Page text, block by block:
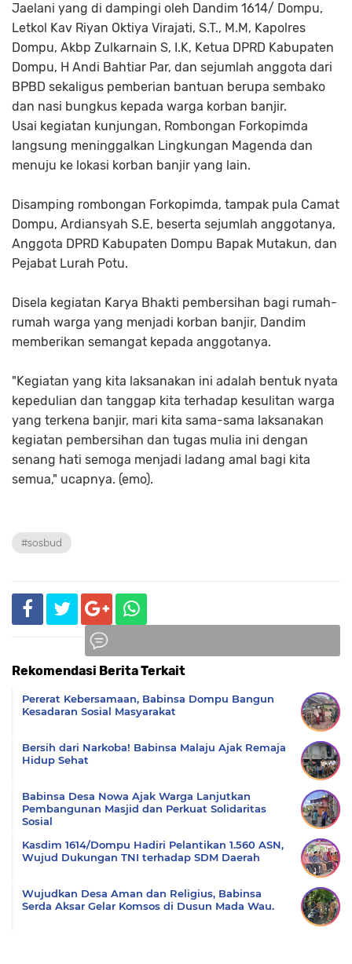
Jaelani yang di dampingi oleh Dandim 1614/ Dompu,
Letkol Kav Riyan Oktiya Virajati, S.T., M.M, Kapolres
Dompu, Akbp Zulkarnain S, I.K, Ketua DPRD Kabupaten
Dompu, H Andi Bahtiar Par, dan sejumlah anggota dari
BPBD sekaligus pemberian bantuan berupa sembako
dan nasi bungkus kepada warga korban banjir.
Usai kegiatan kunjungan, Rombongan Forkopimda
langsung meninggalkan Lingkungan Magenda dan
menuju ke lokasi korban banjir yang lain.
Disamping rombongan Forkopimda, tampak pula Camat
Dompu, Ardiansyah S.E, beserta sejumlah anggotanya,
Anggota DPRD Kabupaten Dompu Bapak Mutakun, dan
Pejabat Lurah Potu.
Disela kegiatan Karya Bhakti pembersihan bagi rumah-
rumah warga yang menjadi korban banjir, Dandim
memberikan semangat kepada anggotanya.
"Kegiatan yang kita laksanakan ini adalah bentuk nyata
kepedulian dan tanggap kita terhadap kesulitan warga
yang terkena banjir, mari kita sama-sama laksanakan
kegiatan pembersihan dan tugas mulia ini dengan
senang hati semoga menjadi ladang amal bagi kita
semua," ucapnya. (emo).
#sosbud
Rekomendasi Berita Terkait
Pererat Kebersamaan, Babinsa Dompu Bangun
Kesadaran Sosial Masyarakat
Bersih dari Narkoba! Babinsa Malaju Ajak Remaja
Hidup Sehat
Babinsa Desa Nowa Ajak Warga Lanjutkan
Pembangunan Masjid dan Perkuat Solidaritas
Sosial
Kasdim 1614/Dompu Hadiri Pelantikan 1.560 ASN,
Wujud Dukungan TNI terhadap SDM Daerah
Wujudkan Desa Aman dan Religius, Babinsa
Serda Aksar Gelar Komsos di Dusun Mada Wau.